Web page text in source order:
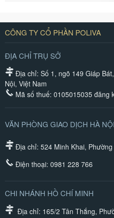
CÔNG TY CỔ PHẦN POLIVA
ĐỊA CHỈ TRỤ SỞ
Địa chỉ: Số 1, ngõ 149 Giáp
Nội, Việt Nam
Mã số thuế: 0105015035 đăng
VĂN PHÒNG GIAO DỊCH HÀ NỘI
Địa chỉ: 524 Minh Khai,
Điện thoại: 0981 228 766
CHI NHÁNH HỒ CHÍ MINH
Địa chỉ: 165/2 Tân Thắng,